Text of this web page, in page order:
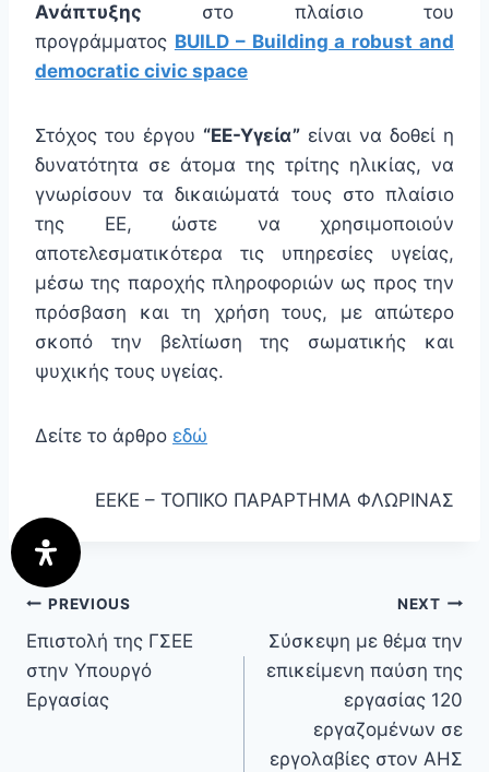
Ανάπτυξης στο πλαίσιο του
προγράμματος BUILD – Building a robust and
democratic civic space
Στόχος του έργου “ΕΕ-Υγεία” είναι να δοθεί η
δυνατότητα σε άτομα της τρίτης ηλικίας, να
γνωρίσουν τα δικαιώματά τους στο πλαίσιο
της ΕΕ, ώστε να χρησιμοποιούν
αποτελεσματικότερα τις υπηρεσίες υγείας,
μέσω της παροχής πληροφοριών ως προς την
πρόσβαση και τη χρήση τους, με απώτερο
σκοπό την βελτίωση της σωματικής και
ψυχικής τους υγείας.
Δείτε το άρθρο εδώ
EEKE – ΤΟΠΙΚΟ ΠΑΡΑΡΤΗΜΑ ΦΛΩΡΙΝΑΣ
PREVIOUS
Επιστολή της ΓΣΕΕ
στην Υπουργό
Εργασίας
NEXT
Σύσκεψη με θέμα την
επικείμενη παύση της
εργασίας 120
εργαζομένων σε
εργολαβίες στον ΑΗΣ